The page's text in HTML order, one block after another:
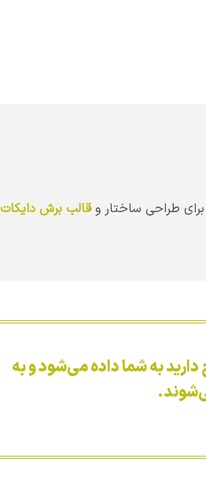
برای طراحی ساختار وقالب برش دایکات
دارید به شما داده می‌شود و به